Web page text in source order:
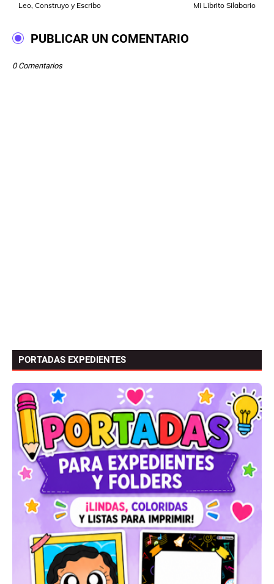
Mi Librito Silabario
Leo, Construyo y Escribo
PUBLICAR UN COMENTARIO
0 Comentarios
PORTADAS EXPEDIENTES